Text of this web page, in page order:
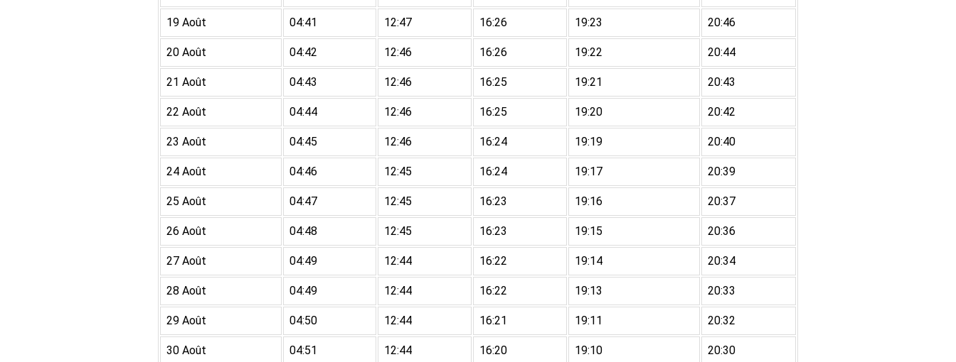
19 Août 04:41 12:47 16:26 19:23 20:46
20 Août 04:42 12:46 16:26 19:22 20:44
21 Août 04:43 12:46 16:25 19:21 20:43
22 Août 04:44 12:46 16:25 19:20 20:42
23 Août 04:45 12:46 16:24 19:19 20:40
24 Août 04:46 12:45 16:24 19:17 20:39
25 Août 04:47 12:45 16:23 19:16 20:37
26 Août 04:48 12:45 16:23 19:15 20:36
27 Août 04:49 12:44 16:22 19:14 20:34
28 Août 04:49 12:44 16:22 19:13 20:33
29 Août 04:50 12:44 16:21 19:11 20:32
30 Août 04:51 12:44 16:20 19:10 20:30